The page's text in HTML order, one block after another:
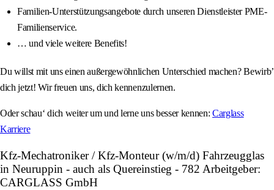
Familien-Unterstützungsangebote durch unseren Dienstleister PME-
Familienservice.
… und viele weitere Benefits!
Du willst mit uns einen außergewöhnlichen Unterschied machen? Bewirb’
dich jetzt! Wir freuen uns, dich kennenzulernen.
Oder schau‘ dich weiter um und lerne uns besser kennen:Carglass
Karriere
Kfz-Mechatroniker / Kfz-Monteur (w/m/d) Fahrzeugglas
in Neuruppin - auch als Quereinstieg - 782 Arbeitgeber:
CARGLASS GmbH